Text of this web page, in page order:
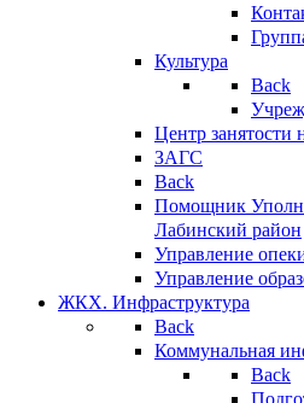
Культура
Back
Центр занятости
ЗАГС
Back
Помощник
Лабинский район
Управление
Управление
ЖКХ. Инфраструктура
Back
Коммунальная
Back